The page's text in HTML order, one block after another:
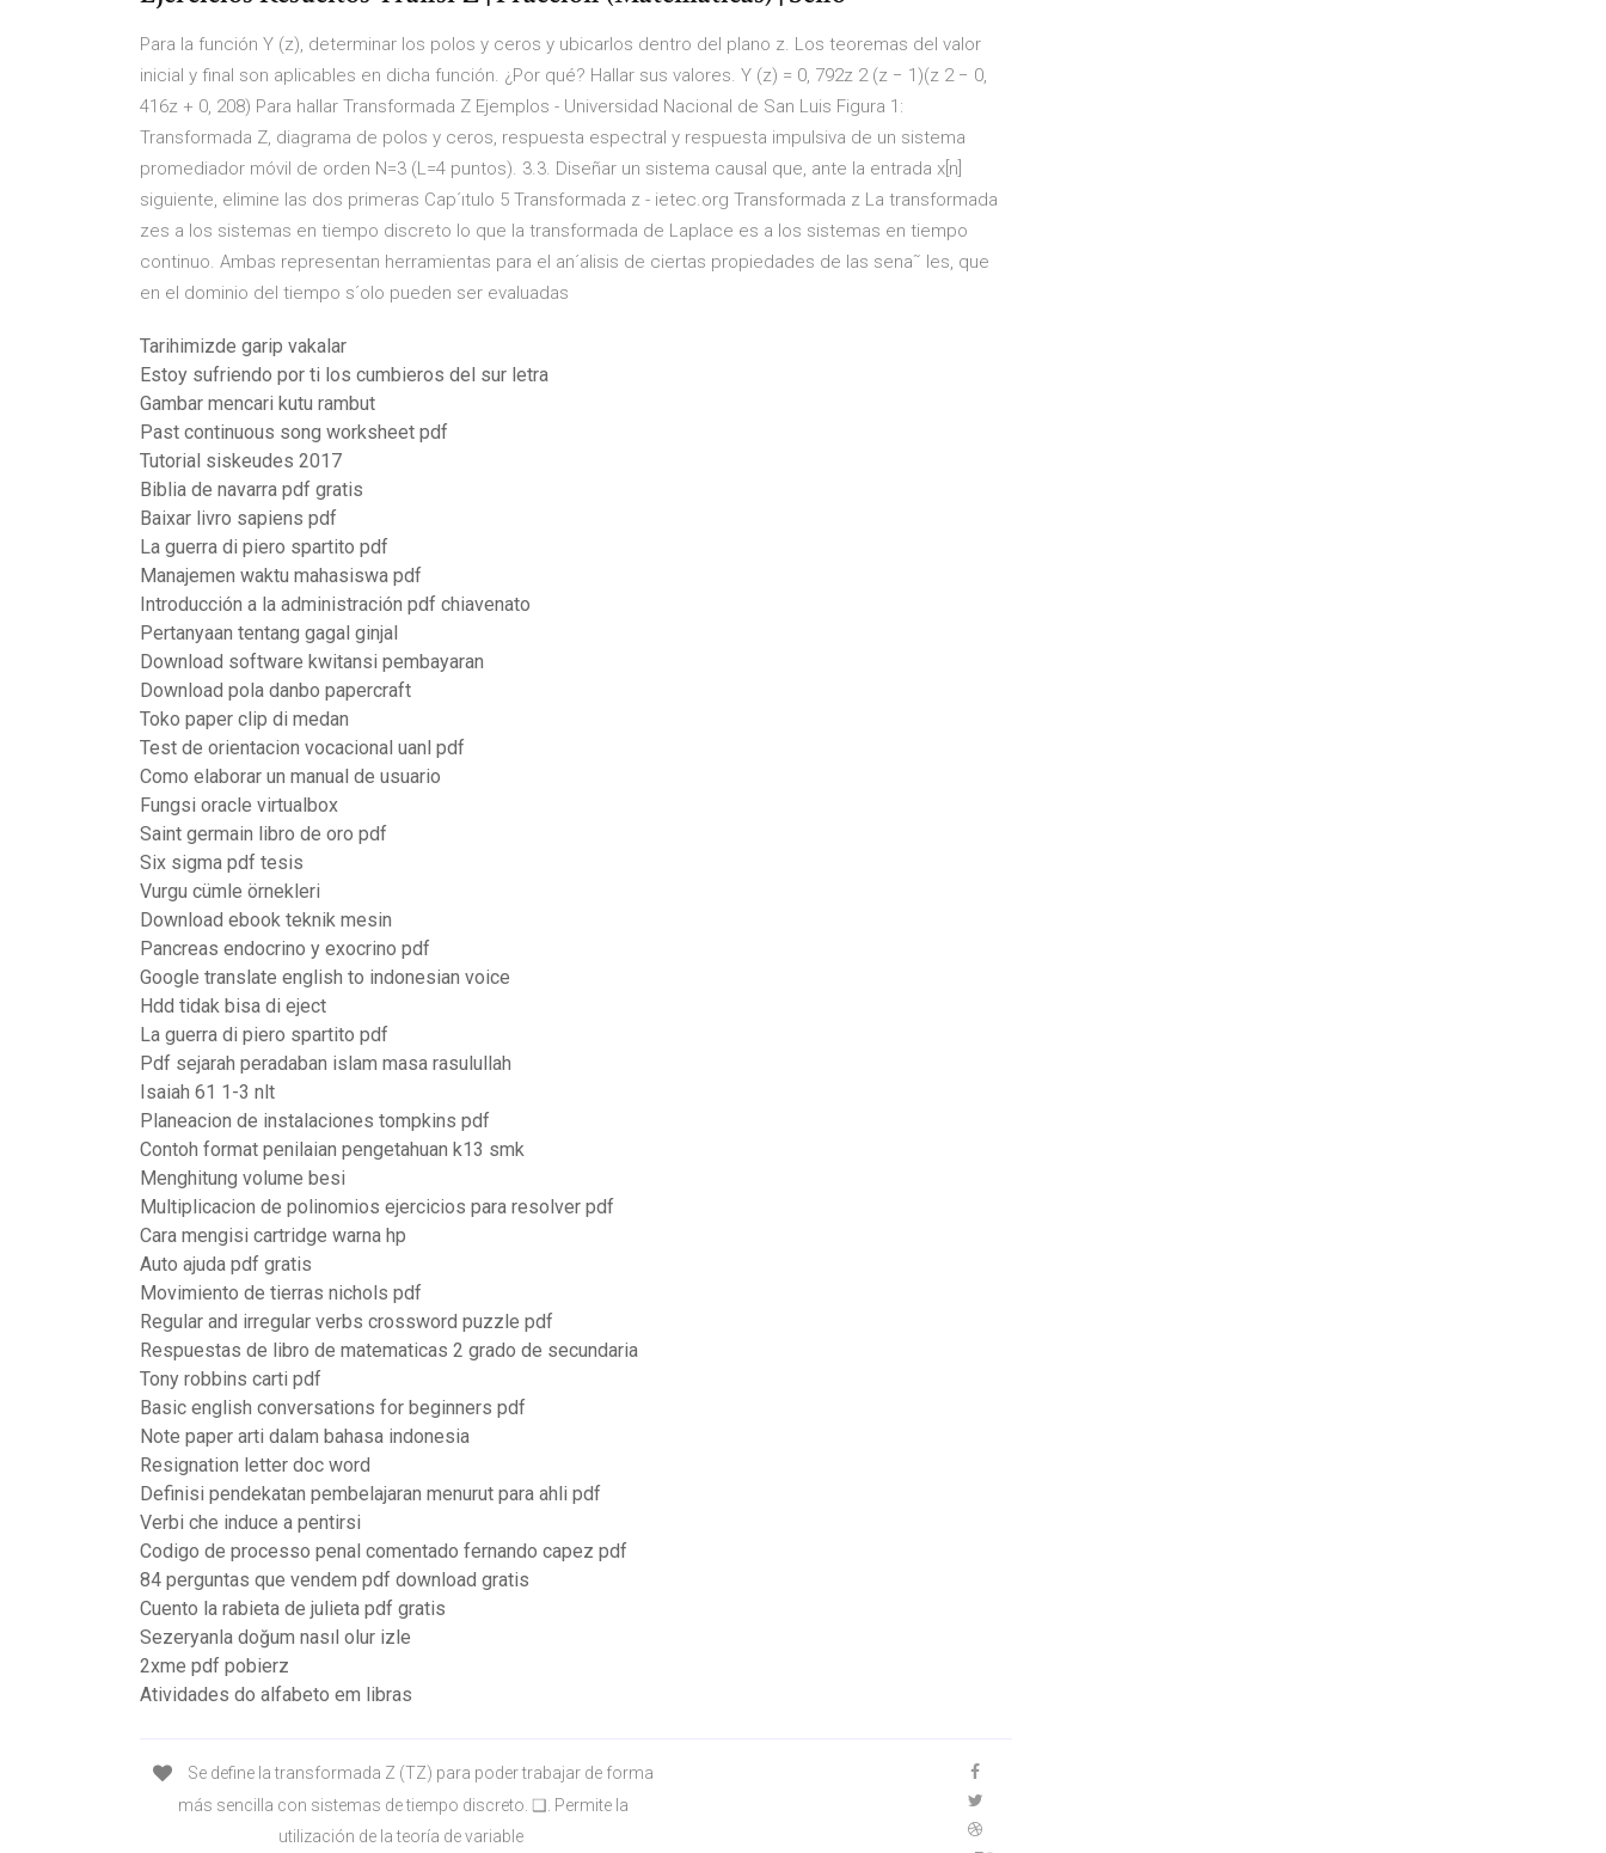
Para la función Y (z), determinar los polos y ceros y ubicarlos dentro del plano z. Los teoremas del valor
inicial y final son aplicables en dicha función. ¿Por qué? Hallar sus valores. Y (z) = 0, 792z 2 (z − 1)(z 2 − 0,
416z + 0, 208) Para hallar Transformada Z Ejemplos - Universidad Nacional de San Luis Figura 1:
Transformada Z, diagrama de polos y ceros, respuesta espectral y respuesta impulsiva de un sistema
promediador móvil de orden N=3 (L=4 puntos). 3.3. Diseñar un sistema causal que, ante la entrada x[n]
siguiente, elimine las dos primeras Cap´ıtulo 5 Transformada z - ietec.org Transformada z La transformada
zes a los sistemas en tiempo discreto lo que la transformada de Laplace es a los sistemas en tiempo
continuo. Ambas representan herramientas para el an´alisis de ciertas propiedades de las sena˜ les, que
en el dominio del tiempo s´olo pueden ser evaluadas
Tarihimizde garip vakalar
Estoy sufriendo por ti los cumbieros del sur letra
Gambar mencari kutu rambut
Past continuous song worksheet pdf
Tutorial siskeudes 2017
Biblia de navarra pdf gratis
Baixar livro sapiens pdf
La guerra di piero spartito pdf
Manajemen waktu mahasiswa pdf
Introducción a la administración pdf chiavenato
Pertanyaan tentang gagal ginjal
Download software kwitansi pembayaran
Download pola danbo papercraft
Toko paper clip di medan
Test de orientacion vocacional uanl pdf
Como elaborar un manual de usuario
Fungsi oracle virtualbox
Saint germain libro de oro pdf
Six sigma pdf tesis
Vurgu cümle örnekleri
Download ebook teknik mesin
Pancreas endocrino y exocrino pdf
Google translate english to indonesian voice
Hdd tidak bisa di eject
La guerra di piero spartito pdf
Pdf sejarah peradaban islam masa rasulullah
Isaiah 61 1-3 nlt
Planeacion de instalaciones tompkins pdf
Contoh format penilaian pengetahuan k13 smk
Menghitung volume besi
Multiplicacion de polinomios ejercicios para resolver pdf
Cara mengisi cartridge warna hp
Auto ajuda pdf gratis
Movimiento de tierras nichols pdf
Regular and irregular verbs crossword puzzle pdf
Respuestas de libro de matematicas 2 grado de secundaria
Tony robbins carti pdf
Basic english conversations for beginners pdf
Note paper arti dalam bahasa indonesia
Resignation letter doc word
Definisi pendekatan pembelajaran menurut para ahli pdf
Verbi che induce a pentirsi
Codigo de processo penal comentado fernando capez pdf
84 perguntas que vendem pdf download gratis
Cuento la rabieta de julieta pdf gratis
Sezeryanla doğum nasıl olur izle
2xme pdf pobierz
Atividades do alfabeto em libras
Se define la transformada Z (TZ) para poder trabajar de forma
más sencilla con sistemas de tiempo discreto. ❑. Permite la
utilización de la teoría de variable